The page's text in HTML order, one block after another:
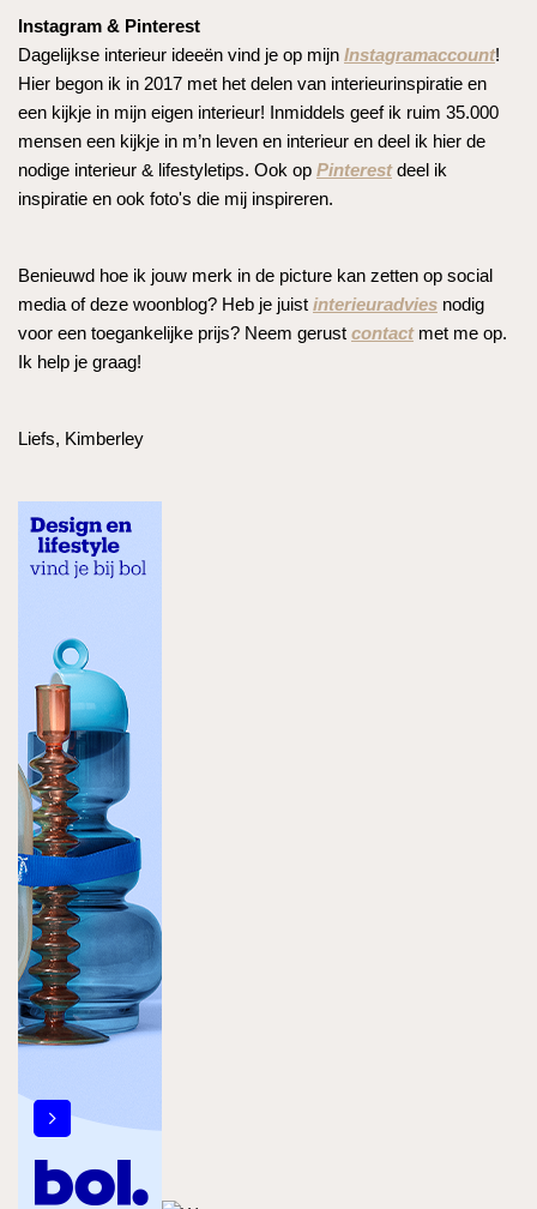
Instagram & Pinterest
Dagelijkse interieur ideeën vind je op mijn Instagramaccount!
Hier begon ik in 2017 met het delen van interieurinspiratie en
een kijkje in mijn eigen interieur! Inmiddels geef ik ruim 35.000
mensen een kijkje in m’n leven en interieur en deel ik hier de
nodige interieur & lifestyletips. Ook op Pinterestdeel ik
inspiratie en ook foto's die mij inspireren.
Benieuwd hoe ik jouw merk in de picture kan zetten op social
media of deze woonblog? Heb je juist interieuradvies nodig
voor een toegankelijke prijs? Neem gerust contactmet me op.
Ik help je graag!
Liefs, Kimberley